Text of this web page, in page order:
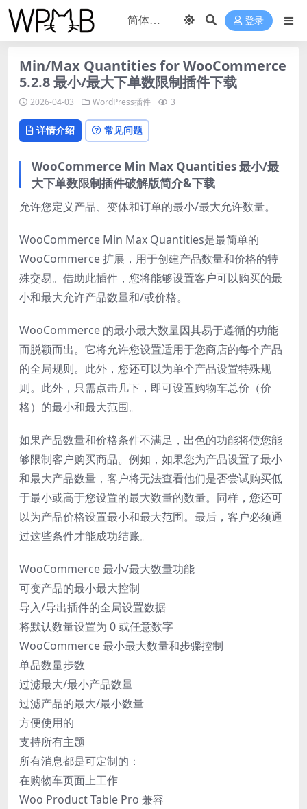
登录
Min/Max Quantities for WooCommerce
5.2.8 最小/最大下单数限制插件下载
2026-04-03 WordPress插件 3
详情介绍 常见问题
WooCommerce Min Max Quantities 最小/最
大下单数限制插件破解版简介&下载
允许您定义产品、变体和订单的最小/最大允许数量。
WooCommerce Min Max Quantities是最简单的
WooCommerce 扩展，用于创建产品数量和价格的特
殊交易。借助此插件，您将能够设置客户可以购买的最
小和最大允许产品数量和/或价格。
WooCommerce 的最小最大数量因其易于遵循的功能
而脱颖而出。它将允许您设置适用于您商店的每个产品
的全局规则。此外，您还可以为单个产品设置特殊规
则。此外，只需点击几下，即可设置购物车总价（价
格）的最小和最大范围。
如果产品数量和价格条件不满足，出色的功能将使您能
够限制客户购买商品。例如，如果您为产品设置了最小
和最大产品数量，客户将无法查看他们是否尝试购买低
于最小或高于您设置的最大数量的数量。同样，您还可
以为产品价格设置最小和最大范围。最后，客户必须通
过这些条件才能成功结账。
WooCommerce 最小/最大数量功能
可变产品的最小最大控制
导入/导出插件的全局设置数据
将默认数量设置为 0 或任意数字
WooCommerce 最小最大数量和步骤控制
单品数量步数
过滤最大/最小产品数量
过滤产品的最大/最小数量
方便使用的
支持所有主题
所有消息都是可定制的：
在购物车页面上工作
Woo Product Table Pro 兼容